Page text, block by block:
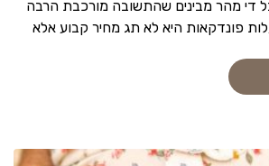
די מהר מבינים שהתשובה מורכבת הרבה
פונדקאות היא לא תג מחיר קבוע אלא